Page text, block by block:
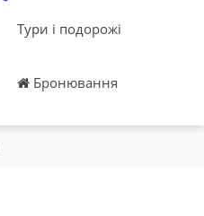
Тури і подорожі
Бронювання